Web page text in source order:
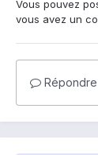
Vous pouvez
vous avez un